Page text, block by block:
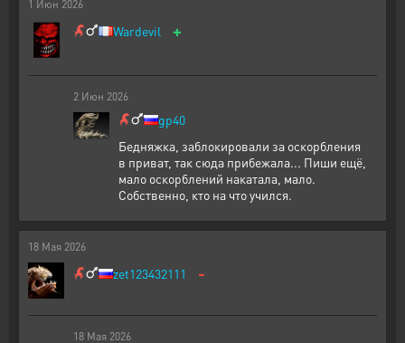
1 Июн 2026
Wardevil +
2 Июн 2026
gp40
Бедняжка, заблокировали за оскорбления
в приват, так сюда прибежала... Пиши ещё,
мало оскорблений накатала, мало.
Собственно, кто на что учился.
18 Мая 2026
zet123432111 -
18 Мая 2026